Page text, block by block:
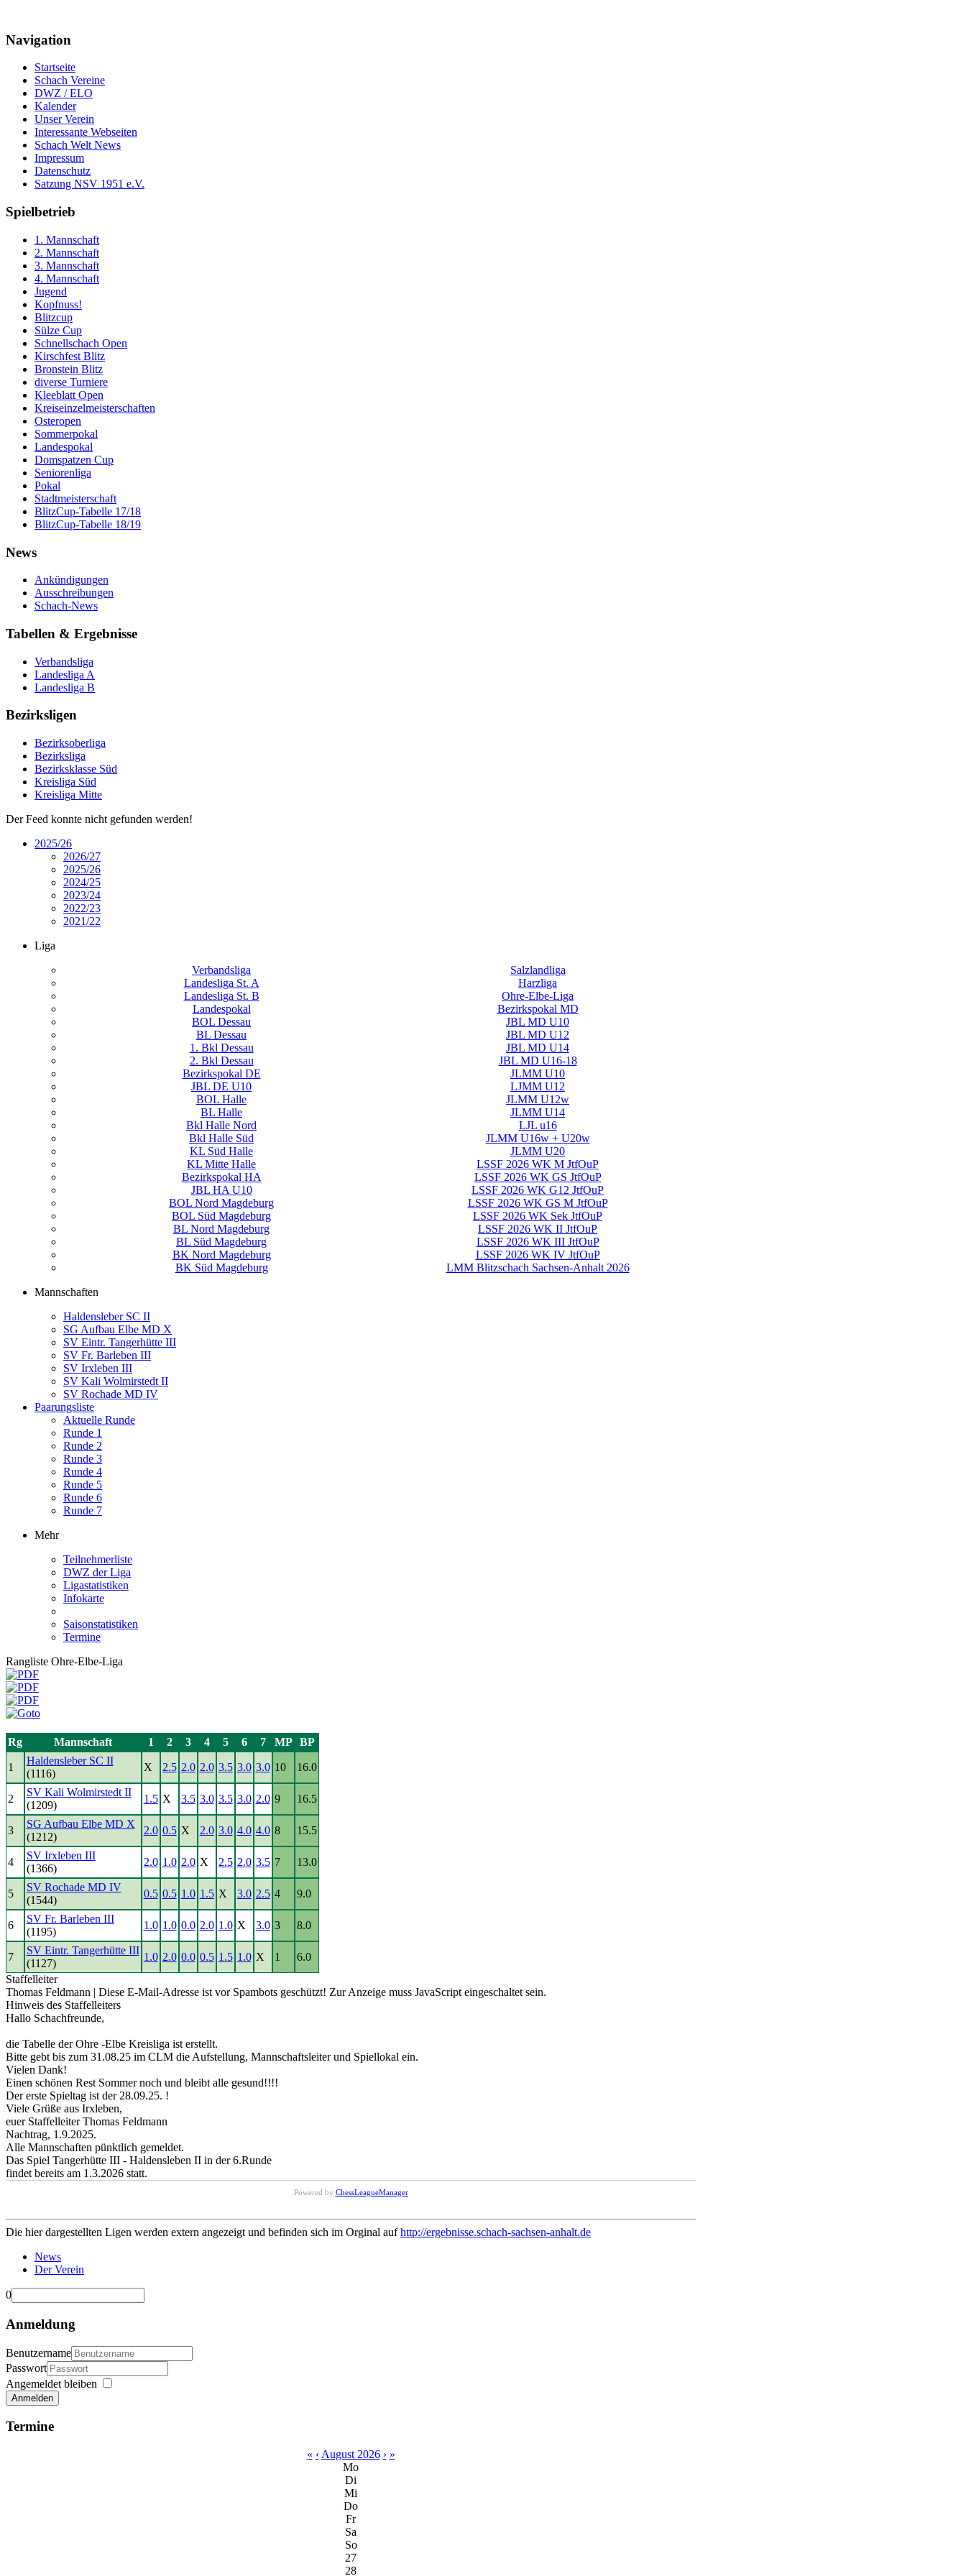
Navigation
Startseite
Schach Vereine
DWZ / ELO
Kalender
Unser Verein
Interessante Webseiten
Schach Welt News
Impressum
Datenschutz
Satzung NSV 1951 e.V.
Spielbetrieb
1. Mannschaft
2. Mannschaft
3. Mannschaft
4. Mannschaft
Jugend
Kopfnuss!
Blitzcup
Sülze Cup
Schnellschach Open
Kirschfest Blitz
Bronstein Blitz
diverse Turniere
Kleeblatt Open
Kreiseinzelmeisterschaften
Osteropen
Sommerpokal
Landespokal
Domspatzen Cup
Seniorenliga
Pokal
Stadtmeisterschaft
BlitzCup-Tabelle 17/18
BlitzCup-Tabelle 18/19
News
Ankündigungen
Ausschreibungen
Schach-News
Tabellen & Ergebnisse
Verbandsliga
Landesliga A
Landesliga B
Bezirksligen
Bezirksoberliga
Bezirksliga
Bezirksklasse Süd
Kreisliga Süd
Kreisliga Mitte
Der Feed konnte nicht gefunden werden!
2025/26
2026/27
2025/26
2024/25
2023/24
2022/23
2021/22
Liga
Verbandsliga
Salzlandliga
Landesliga St. A
Harzliga
Landesliga St. B
Ohre-Elbe-Liga
Landespokal
Bezirkspokal MD
BOL Dessau
JBL MD U10
BL Dessau
JBL MD U12
1. Bkl Dessau
JBL MD U14
2. Bkl Dessau
JBL MD U16-18
Bezirkspokal DE
JLMM U10
JBL DE U10
LJMM U12
BOL Halle
JLMM U12w
BL Halle
JLMM U14
Bkl Halle Nord
LJL u16
Bkl Halle Süd
JLMM U16w + U20w
KL Süd Halle
JLMM U20
KL Mitte Halle
LSSF 2026 WK M JtfOuP
Bezirkspokal HA
LSSF 2026 WK GS JtfOuP
JBL HA U10
LSSF 2026 WK G12 JtfOuP
BOL Nord Magdeburg
LSSF 2026 WK GS M JtfOuP
BOL Süd Magdeburg
LSSF 2026 WK Sek JtfOuP
BL Nord Magdeburg
LSSF 2026 WK II JtfOuP
BL Süd Magdeburg
LSSF 2026 WK III JtfOuP
BK Nord Magdeburg
LSSF 2026 WK IV JtfOuP
BK Süd Magdeburg
LMM Blitzschach Sachsen-Anhalt 2026
Mannschaften
Haldensleber SC II
SG Aufbau Elbe MD X
SV Eintr. Tangerhütte III
SV Fr. Barleben III
SV Irxleben III
SV Kali Wolmirstedt II
SV Rochade MD IV
Paarungsliste
Aktuelle Runde
Runde 1
Runde 2
Runde 3
Runde 4
Runde 5
Runde 6
Runde 7
Mehr
Teilnehmerliste
DWZ der Liga
Ligastatistiken
Infokarte
Saisonstatistiken
Termine
Rangliste Ohre-Elbe-Liga
Rg Mannschaft 1 2 3 4 5 6 7 MP BP
1
Haldensleber SC II
(1116)
X 2.5 2.0 2.0 3.5 3.0 3.0 10 16.0
2
SV Kali Wolmirstedt II
(1209)
1.5 X 3.5 3.0 3.5 3.0 2.0 9 16.5
3
SG Aufbau Elbe MD X
(1212)
2.0 0.5 X 2.0 3.0 4.0 4.0 8 15.5
4
SV Irxleben III
(1366)
2.0 1.0 2.0 X 2.5 2.0 3.5 7 13.0
5
SV Rochade MD IV
(1544)
0.5 0.5 1.0 1.5 X 3.0 2.5 4 9.0
6
SV Fr. Barleben III
(1195)
1.0 1.0 0.0 2.0 1.0 X 3.0 3 8.0
7
SV Eintr. Tangerhütte III
(1127)
1.0 2.0 0.0 0.5 1.5 1.0 X 1
6.0
Staffelleiter
Thomas Feldmann | Diese E-Mail-Adresse ist vor Spambots geschützt! Zur Anzeige muss JavaScript eingeschaltet sein.
Hinweis des Staffelleiters
Hallo Schachfreunde,
die Tabelle der Ohre -Elbe Kreisliga ist erstellt.
Bitte gebt bis zum 31.08.25 im CLM die Aufstellung, Mannschaftsleiter und Spiellokal ein.
Vielen Dank!
Einen schönen Rest Sommer noch und bleibt alle gesund!!!!
Der erste Spieltag ist der 28.09.25. !
Viele Grüße aus Irxleben,
euer Staffelleiter Thomas Feldmann
Nachtrag, 1.9.2025.
Alle Mannschaften pünktlich gemeldet.
Das Spiel Tangerhütte III - Haldensleben II in der 6.Runde
findet bereits am 1.3.2026 statt.
Powered by ChessLeagueManager
Die hier dargestellten Ligen werden extern angezeigt und befinden sich im Orginal aufhttp://ergebnisse.schach-sachsen-anhalt.de
News
Der Verein
0
Anmeldung
Benutzername
Passwort
Angemeldet bleiben
Anmelden
Termine
« ‹ August 2026 › »
Mo
Di
Mi
Do
Fr
Sa
So
27
28